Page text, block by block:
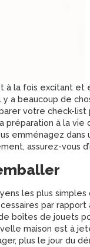
à la fois excitant et
a beaucoup de
votre check-list
à la vie
emménagez
assurez-vous
les plus
par rapport
boîtes de jouets
maison est à
plus le jour du